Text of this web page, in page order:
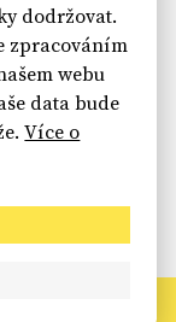
však dál
dodržovat.
zpracováním
webu
data bude
Více o